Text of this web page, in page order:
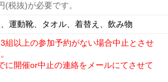
(税抜)が必要です。
運動靴、タオル、着替え、飲み物
組以上の参加予約がない場合中止とさせ
に開催or中止の連絡をメールにてさせて